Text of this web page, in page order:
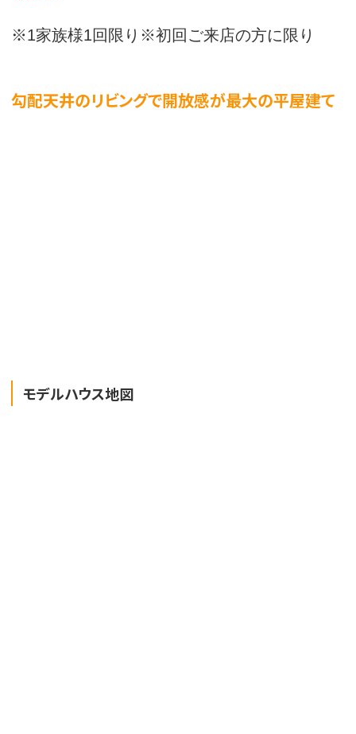
※1家族様1回限り※初回ご来店の方に限り
勾配天井のリビングで開放感が最大の平屋建て
モデルハウス地図